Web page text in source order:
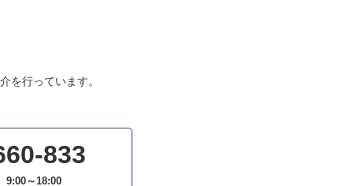
を行っています。
833
9:00～18:00